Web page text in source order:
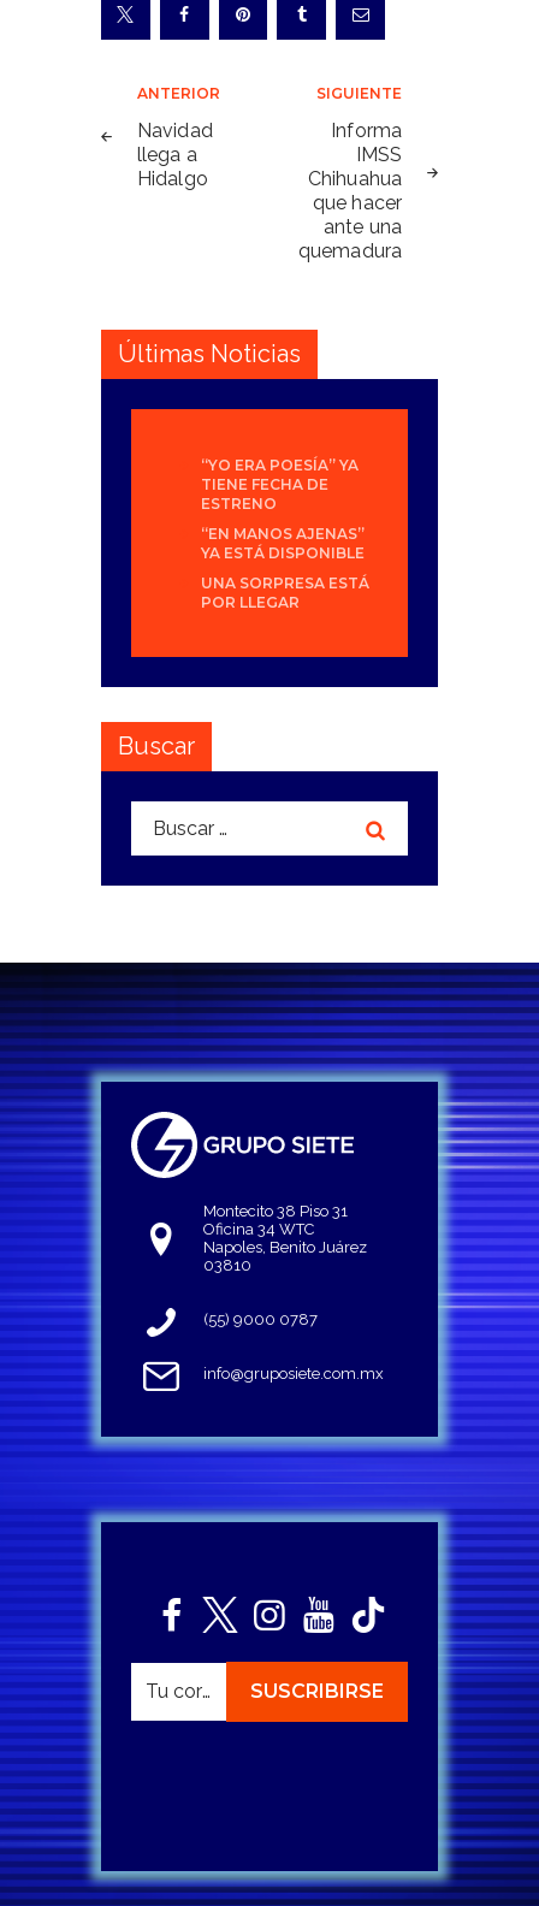
Navegación
de
entradas
ANTERIOR
Navidad
llega a
Hidalgo
SIGUIENTE
Informa
IMSS
Chihuahua
que hacer
ante una
quemadura
Últimas Noticias
“YO ERA POESÍA” YA
TIENE FECHA DE
ESTRENO
“EN MANOS AJENAS”
YA ESTÁ DISPONIBLE
UNA SORPRESA ESTÁ
POR LLEGAR
Buscar
Buscar:
Montecito 38 Piso 31
Oficina 34 WTC
Napoles, Benito Juárez
03810
(55) 9000 0787
info@gruposiete.com.mx